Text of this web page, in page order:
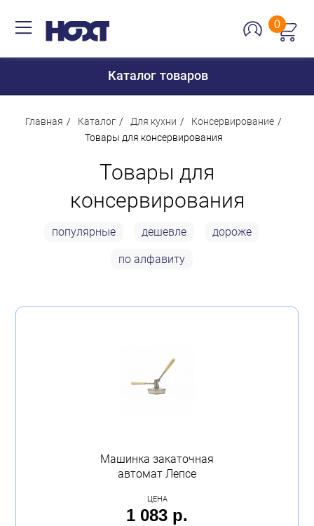
0
Каталог товаров
Сантехника
Для дачи и отдыха
Мебель
Главная Каталог Для кухни
Консервирование
Товары для консервирования
Товары для
консервирования
популярные дешевле дороже
по алфавиту
Машинка закаточная
автомат Лепсе
ЦЕНА
1 083 р.